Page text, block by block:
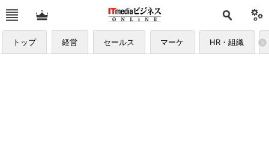
トップ 経営 セールス マーケ HR・組織